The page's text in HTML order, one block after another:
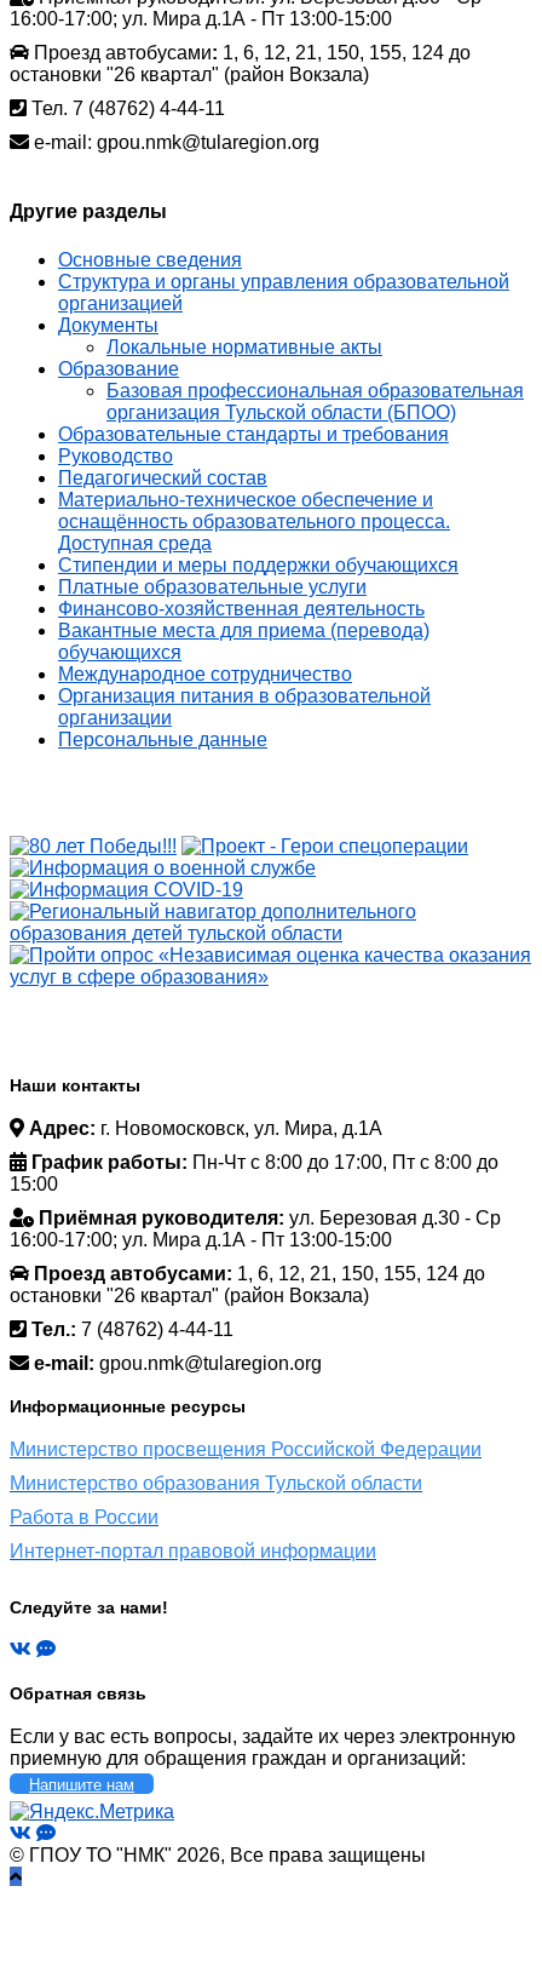
16:00-17:00; ул. Мира д.1А - Пт 13:00-15:00
Проезд автобусами: 1, 6, 12, 21, 150, 155, 124 до
остановки "26 квартал" (район Вокзала)
Тел. 7 (48762) 4-44-11
e-mail: gpou.nmk@tularegion.org
Другие разделы
Основные сведения
Структура и органы управления образовательной
организацией
Документы
Локальные нормативные акты
Образование
Базовая профессиональная образовательная
организация Тульской области (БПОО)
Образовательные стандарты и требования
Руководство
Педагогический состав
Материально-техническое обеспечение и
оснащённость образовательного процесса.
Доступная среда
Стипендии и меры поддержки обучающихся
Платные образовательные услуги
Финансово-хозяйственная деятельность
Вакантные места для приема (перевода)
обучающихся
Международное сотрудничество
Организация питания в образовательной
организации
Персональные данные
Наши контакты
Адрес: г. Новомосковск, ул. Мира, д.1А
График работы: Пн-Чт с 8:00 до 17:00, Пт с 8:00 до
15:00
Приёмная руководителя: ул. Березовая д.30 - Ср
16:00-17:00; ул. Мира д.1А - Пт 13:00-15:00
Проезд автобусами: 1, 6, 12, 21, 150, 155, 124 до
остановки "26 квартал" (район Вокзала)
Тел.: 7 (48762) 4-44-11
e-mail: gpou.nmk@tularegion.org
Информационные ресурсы
Министерство просвещения Российской Федерации
Министерство образования Тульской области
Работа в России
Интернет-портал правовой информации
Следуйте за нами!
Обратная связь
Если у вас есть вопросы, задайте их через электронную
приемную для обращения граждан и организаций:
Напишите нам
© ГПОУ ТО "НМК" 2026, Все права защищены